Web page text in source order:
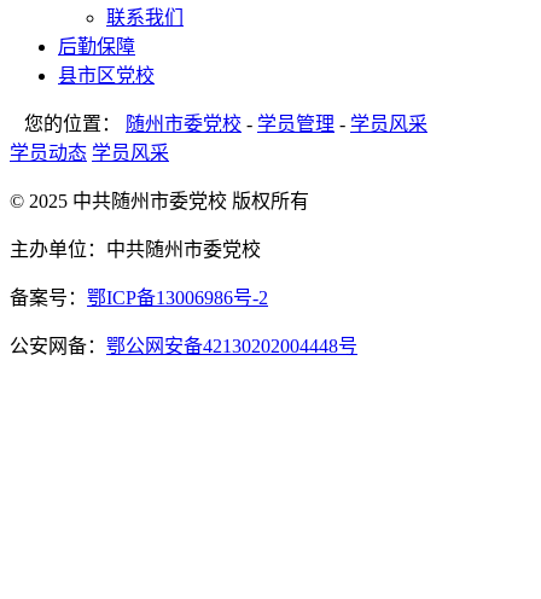
联系我们
后勤保障
县市区党校
您的位置： 随州市委党校 - 学员管理 - 学员风采
学员动态 学员风采
© 2025 中共随州市委党校 版权所有
主办单位：中共随州市委党校
备案号： 鄂ICP备13006986号-2
公安网备： 鄂公网安备42130202004448号